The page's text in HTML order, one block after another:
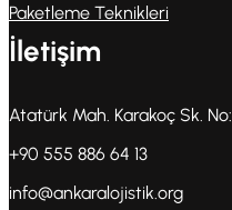
Paketleme Teknikleri
İletişim
Atatürk Mah. Karakoç Sk.
+90 555 886 64 13
info@ankaralojistik.org